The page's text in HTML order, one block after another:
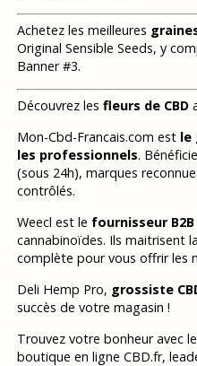
Achetez les meilleures
Original Sensible Seeds, y
Banner #3.
Découvrez les fleurs de CBD
Mon-Cbd-Francais.com est le
les professionnels.
(sous 24h), marques
contrôlés.
Weecl est le fournisseur
cannabinoïdes. Ils maitrisent
complète pour vous offrir les
Deli Hemp Pro, grossiste
succès de votre magasin !
Trouvez votre bonheur avec
boutique en ligne CBD.fr,